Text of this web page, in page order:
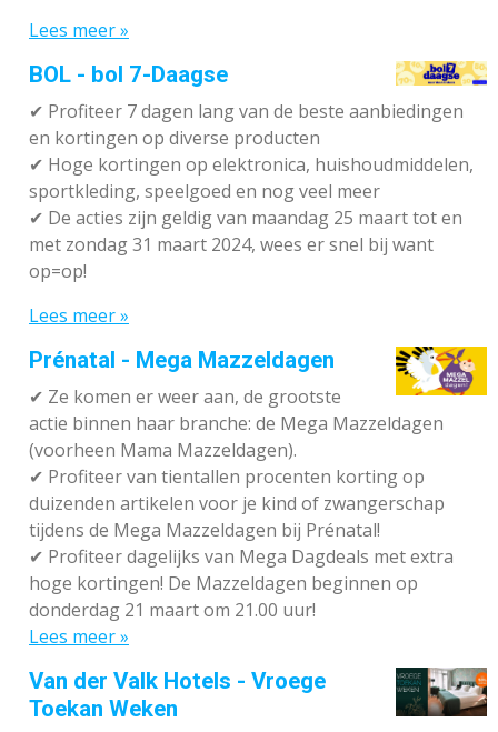
Lees meer »
BOL - bol 7-Daagse
✔ Profiteer 7 dagen lang van de beste aanbiedingen
en kortingen op diverse producten
✔ Hoge kortingen op elektronica, huishoudmiddelen,
sportkleding, speelgoed en nog veel meer
✔ De acties zijn geldig van maandag 25 maart tot en
met zondag 31 maart 2024, wees er snel bij want
op=op!
Lees meer »
Prénatal - Mega Mazzeldagen
✔ Ze komen er weer aan, de grootste
actie binnen haar branche: de Mega Mazzeldagen
(voorheen Mama Mazzeldagen).
✔ Profiteer van tientallen procenten korting op
duizenden artikelen voor je kind of zwangerschap
tijdens de Mega Mazzeldagen bij Prénatal!
✔ Profiteer dagelijks van Mega Dagdeals met extra
hoge kortingen! De Mazzeldagen beginnen op
donderdag 21 maart om 21.00 uur!
Lees meer »
Van der Valk Hotels - Vroege
Toekan Weken